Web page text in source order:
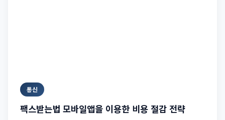
통신
팩스받는법 모바일앱을 이용한 비용 절감 전략